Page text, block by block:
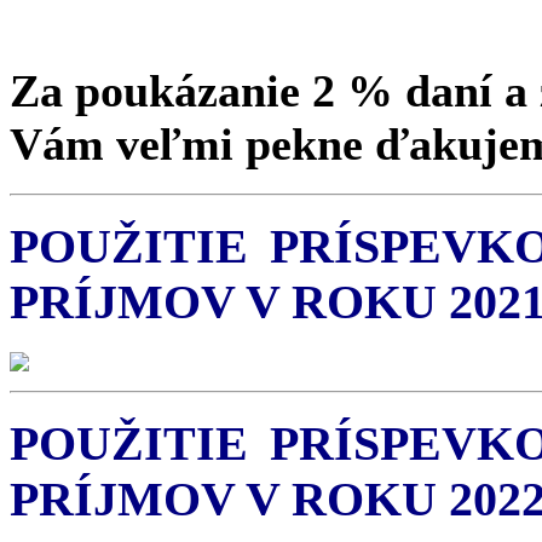
Za poukázanie 2 % daní
Vám veľmi pekne
POUŽITIE
PRÍJMOV V ROKU
POUŽITIE
PRÍJMOV V ROKU